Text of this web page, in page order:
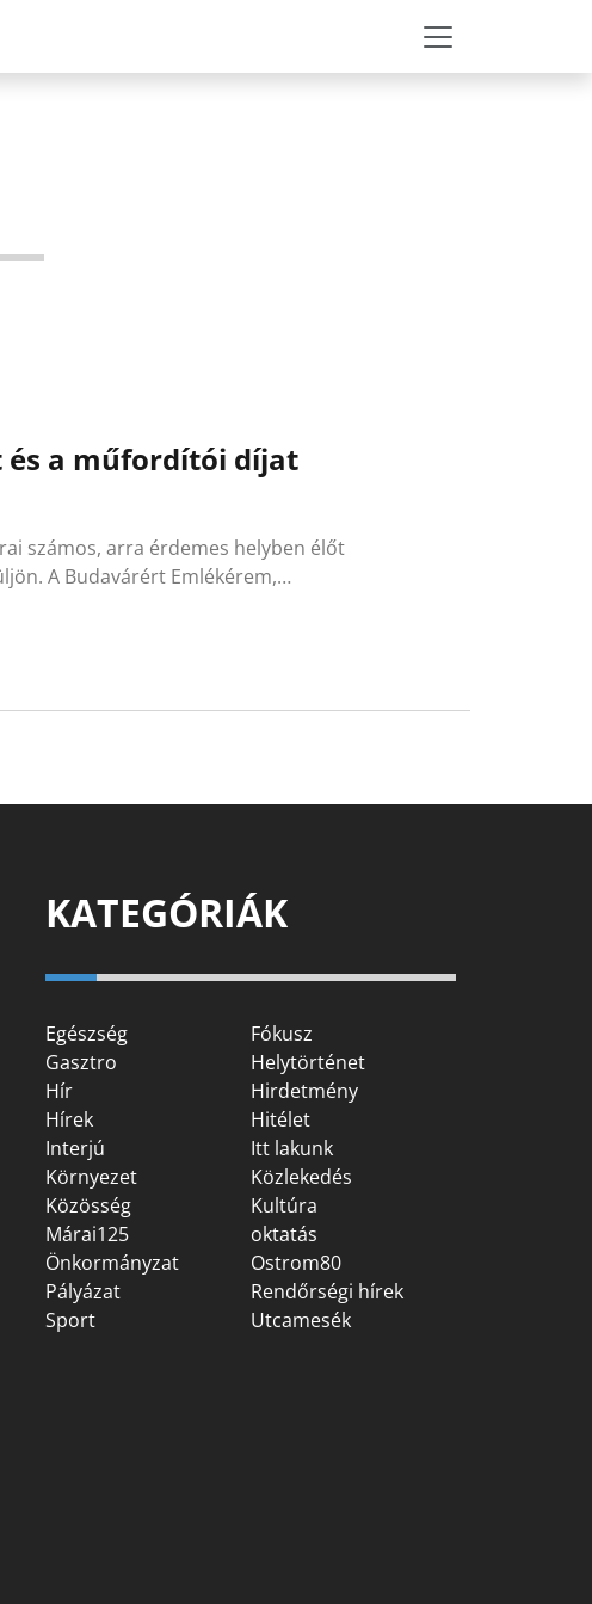
és a műfordítói díjat
számos, arra érdemes helyben élőt
A Budavárért Emlékérem,…
KATEGÓRIÁK
Egészség
Fókusz
Gasztro
Helytörténet
Hír
Hirdetmény
Hírek
Hitélet
Interjú
Itt lakunk
Környezet
Közlekedés
Közösség
Kultúra
Márai125
oktatás
Önkormányzat
Ostrom80
Pályázat
Rendőrségi hírek
Sport
Utcamesék